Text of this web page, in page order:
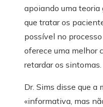
apoiando uma teoria
que tratar os
possível no
oferece uma melhor
retardar os sintomas.
Dr. Sims disse que a
«informativa, mas